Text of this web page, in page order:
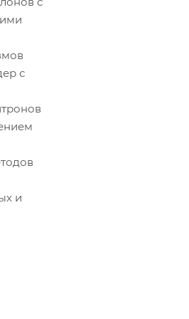
с
и